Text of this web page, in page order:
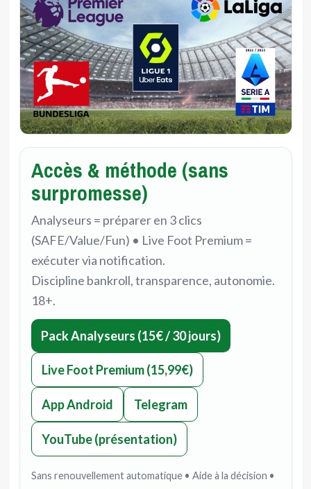
Accès & méthode (sans
surpromesse)
Analyseurs = préparer en 3 clics
(SAFE/Value/Fun) • Live Foot Premium =
exécuter via notification.
Discipline bankroll, transparence, autonomie.
18+.
Pack Analyseurs (15€ / 30 jours)
Live Foot Premium (15,99€)
App Android Telegram
YouTube (présentation)
Sans renouvellement automatique • Aide à la décision •